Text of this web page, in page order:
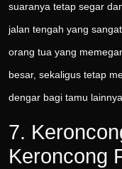
suaranya tetap segar
jalan tengah yang
orang tua yang
besar, sekaligus tetap
dengar bagi tamu lainnya.
7.
Keroncong